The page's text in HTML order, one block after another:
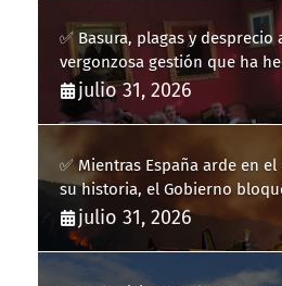
✅ Basura, plagas y desprecio
vergonzosa gestión que ha
Llucmajor
julio 31, 2026
✅ Mientras España arde en
su historia, el Gobierno
hidroaviones por "ahorrarse"
julio 31, 2026